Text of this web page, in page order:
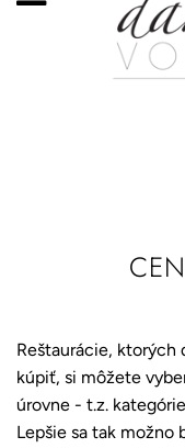
Reštaurácie, ktorých
kúpiť, si môžete
úrovne - t.z.
Lepšie sa tak možno